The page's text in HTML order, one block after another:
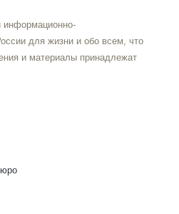
информационно-
для жизни и обо всем, что
и материалы принадлежат